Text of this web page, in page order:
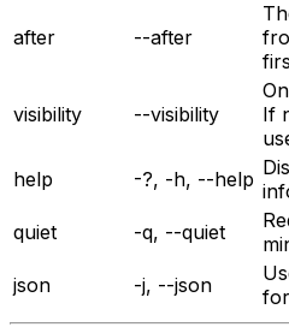
after --after
visibility --visibility
If
help
-?, -h, --help
quiet
-q, --quiet
json
-j, --json